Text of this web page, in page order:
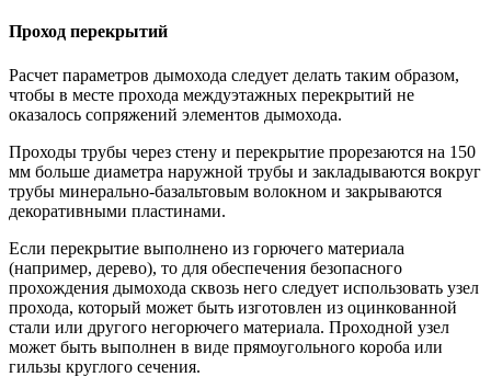
Проход перекрытий
Расчет параметров дымохода следует делать таким образом,
чтобы в месте прохода междуэтажных перекрытий не
оказалось сопряжений элементов дымохода.
Проходы трубы через стену и перекрытие прорезаются на 150
мм больше диаметра наружной трубы и закладываются вокруг
трубы минерально-базальтовым волокном и закрываются
декоративными пластинами.
Если перекрытие выполнено из горючего материала
(например, дерево), то для обеспечения безопасного
прохождения дымохода сквозь него следует использовать узел
прохода, который может быть изготовлен из оцинкованной
стали или другого негорючего материала. Проходной узел
может быть выполнен в виде прямоугольного короба или
гильзы круглого сечения.